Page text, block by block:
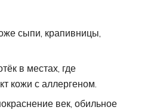
сыпи, крапивницы,
в местах, где
кожи с аллергеном.
век, обильное